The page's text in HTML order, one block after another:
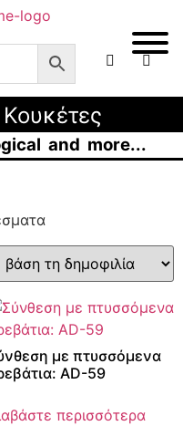
and more...
με πτυσσόμενα
AD-59
περισσότερα